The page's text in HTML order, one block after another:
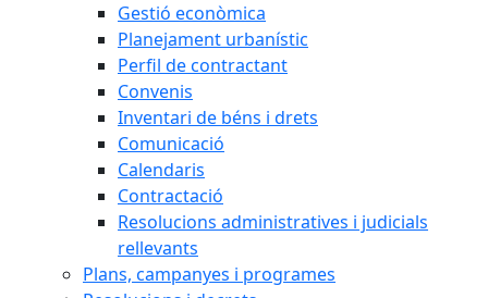
Gestió econòmica
Planejament urbanístic
Perfil de contractant
Convenis
Inventari de béns i drets
Comunicació
Calendaris
Contractació
Resolucions administratives i judicials
rellevants
Plans, campanyes i programes